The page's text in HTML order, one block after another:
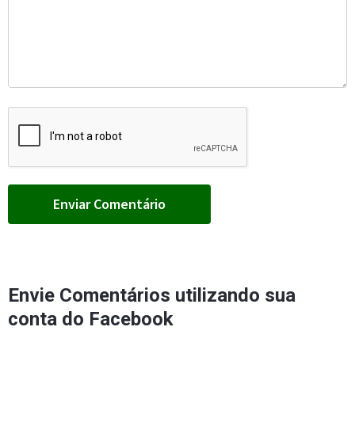
Envie Comentários utilizando sua
conta do Facebook